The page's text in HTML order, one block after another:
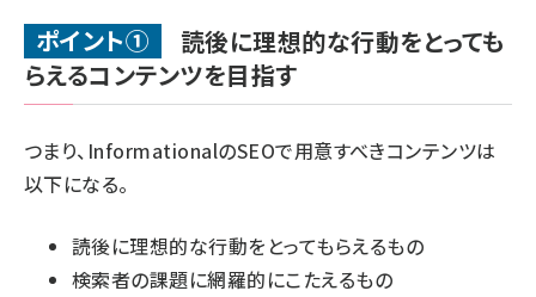
ポイント①
読後に理想的な行動をとっても
らえるコンテンツを目指す
つまり、InformationalのSEOで用意すべきコンテンツは
以下になる。
読後に理想的な行動をとってもらえるもの
検索者の課題に網羅的にこたえるもの